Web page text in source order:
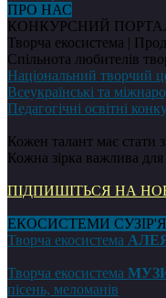
ПРО НАС
КОНКУРСНИЙ
Творча екосистема |
Спільнота любителів
Національний творчий
Всеукраїнські та
Педагогічні освітні
Кожен талант має стати
Кожна зірка важлива для
ПІДПИШІТЬСЯ НА
ЕКОСИСТЕМИ СУЗІР'Я
Творча екосистема
Творча екосистема
пісень, меломанів